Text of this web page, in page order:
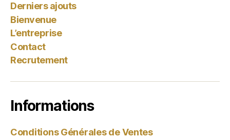
Derniers ajouts
Bienvenue
L’entreprise
Contact
Recrutement
Informations
Conditions Générales de Ventes